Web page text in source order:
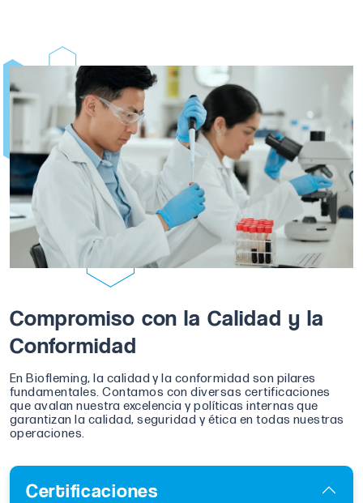
Compromiso con la Calidad y la
Conformidad
En Biofleming, la calidad y la conformidad son pilares
fundamentales. Contamos con diversas certificaciones
que avalan nuestra excelencia y políticas internas que
garantizan la calidad, seguridad y ética en todas nuestras
operaciones.
Certificaciones